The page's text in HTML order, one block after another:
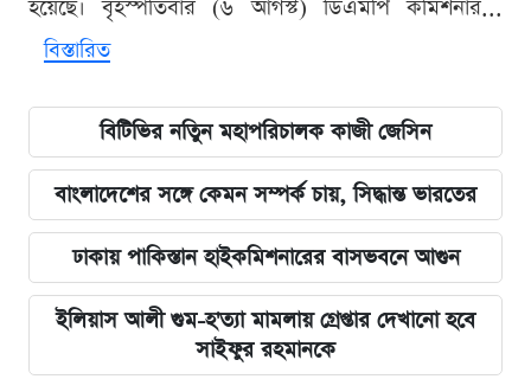
হয়েছে। বৃহস্পতিবার (৬ আগস্ট) ডিএমপি কমিশনার...
বিস্তারিত
বিটিভির নতিুন মহাপরিচালক কাজী জেসিন
বাংলাদেশের সঙ্গে কেমন সম্পর্ক চায়, সিদ্ধান্ত ভারতের
ঢাকায় পাকিস্তান হাইকমিশনারের বাসভবনে আগুন
ইলিয়াস আলী গুম-হ'ত্যা মামলায় গ্রেপ্তার দেখানো হবে
সাইফুর রহমানকে